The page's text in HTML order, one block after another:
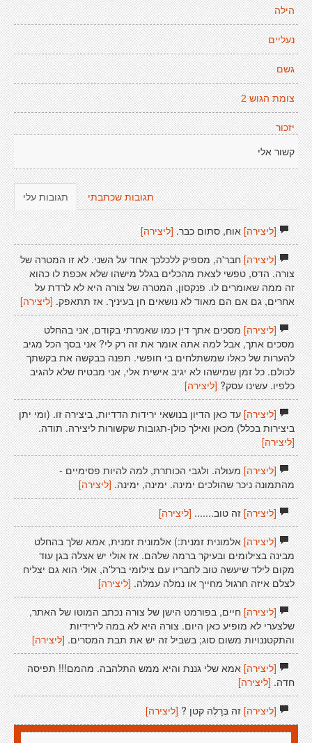
הילה
נעליים
גשם
צומת הגוש 2
יזכור
קשור אלי
תגובות עלי תגובות שכתבתי
[ליצירה]אוח, סתום כבר. [ליצירה]
[ליצירה]חבר'ה, מספיק ללכלכך אחד על השני. לא זו המטרה של
צורה. הדס, טפשי לצאת מהכלים בגלל מישהו שלא אכפת לו כהוא
זה ממה שאומרים לו. פנקסון, המטרה של צורה היא לא לרדת על
אחרים, גם אם הם מאוד לא נושאים חן בעיניך. אז תתאפק. [ליצירה]
[ליצירה]מסכים אתך דין כמו שאמרתי בקודם, אני בהחלט
מסכים אתך, אבל למה אתה אומר את זה רק לי? אני בסך הכל מגיב
להערות של כאלו שמשתלחים בי חופשי. תפנה בבקשה את בקשתך
לכולם. כל זמן שמישהו לא יגיב אישית אלי, אני מבטיח שלא להגיב
כלפיו. עשינו עסק? [ליצירה]
[ליצירה]עד כאן הדיון בנושאי ירידות הדדיות, ביצירה זו. (ומי יתן
ביצירות בכלל) מכאן ואילך כולן-תגובות שקשורות ליצירה. תודה.
[ליצירה]
[ליצירה]מעולה. ולגבי הכותרת, למה להיות פסימיים -
מהתמונה ניכר שהולכים ימינה. ימינה, ימינה.[ליצירה]
[ליצירה]זה טוב....... [ליצירה]
[ליצירה]אלמונית זמנית:) אלמונית זמנית, אמא שלך בהחלט
מבינה בצילומים ובעיקר ברמה שלהם. אז אולי יש אצלה בגן עוד
מקום לילד שיעשה טוב לחבריו עם צילומי ברל'ה, אולי הוא גם יצליח
לצלם איזה חרגול מחייך או נמלה עמלה. [ליצירה]
[ליצירה]חיים, בפורמט הישן של צורה נכתב המוטו של האתר,
שלצערי לא מופיע כאן היום. צורה היא לא במה לירידיות
והתקטננויות משום סוג; בשביל זה יש את תבת המסרים.[ליצירה]
[ליצירה]אמא שלי גננת והיא ממש התלהבה. מהמם!!! תפיסה
חדה. [ליצירה]
[ליצירה]זה בֶּרָלֶה קטן ? [ליצירה]